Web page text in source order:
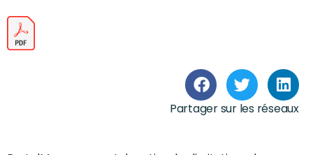
Partager sur les réseaux